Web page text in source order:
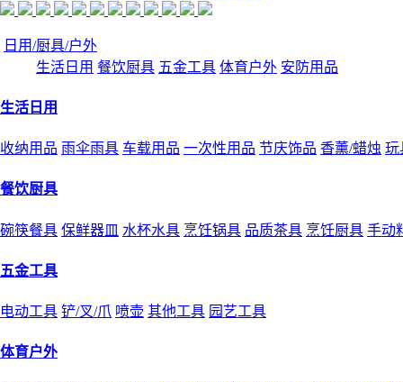
日用/厨具/户外
生活日用 餐饮厨具 五金工具 体育户外 安防用品
生活日用
收纳用品 雨伞雨具 车载用品 一次性用品 节庆饰品 香薰/蜡烛 玩
餐饮厨具
碗筷餐具 保鲜器皿 水杯水具 烹饪锅具 品质茶具 烹饪厨具 手动
五金工具
电动工具 铲/叉/爪 喷壶 其他工具 园艺工具
体育户外